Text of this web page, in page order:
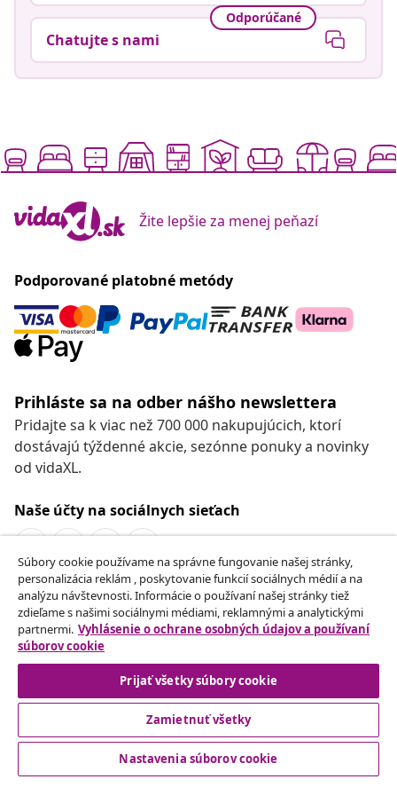
Odporúčané
Chatujte s nami
Žite lepšie za menej peňazí
Podporované platobné metódy
Prihláste sa na odber nášho newslettera
Pridajte sa k viac než 700 000 nakupujúcich, ktorí
dostávajú týždenné akcie, sezónne ponuky a novinky
od vidaXL.
Naše účty na sociálnych sieťach
Odstúpenie od zmluvy
Odošlite žiadosť o odstúpenie od vašej objednávky.
Odstúpenie od zmluvy
Zákaznícky Servis
Súbory cookie používame na správne fungovanie našej stránky,
personalizácia reklám , poskytovanie funkcií sociálnych médií a na
analýzu návštevnosti. Informácie o používaní našej stránky tiež
zdieľame s našimi sociálnymi médiami, reklamnými a analytickými
partnermi. Vyhlásenie o ochrane osobných údajov a používaní
súborov cookie
Prijať všetky súbory cookie
Zamietnuť všetky
Nastavenia súborov cookie